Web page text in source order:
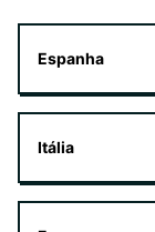
Espanha
Itália